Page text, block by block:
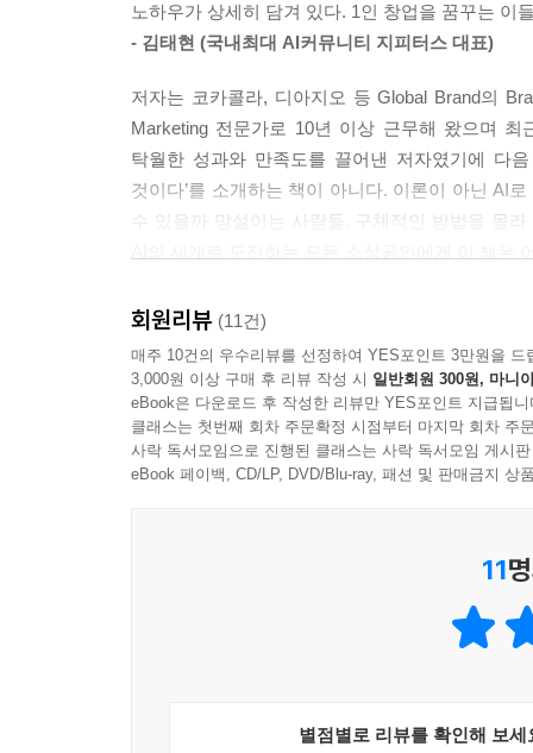
노하우가 상세히 담겨 있다. 1인 창업을 꿈꾸는 이
- 김태현 (국내최대 AI커뮤니티 지피터스 대표)
저자는 코카콜라, 디아지오 등 Global Brand의
Marketing 전문가로 10년 이상 근무해 왔으며
탁월한 성과와 만족도를 끌어낸 저자였기에 다
것이다’를 소개하는 책이 아니다. 이론이 아닌 AI
수 있을까 망설이는 사람들, 구체적인 방법을 몰
이 책은 1인 창업가와 스몰브랜더들의 창업 여정
멘토링 경험을 통해, 자원 부족으로 좋은 아이디
이 책은 단순한 AI 활용법을 넘어, 창업의 전 과정
것이다. 생성형 AI부터 마케팅 전략까지, 복잡한
창업의 막막함을 확실히 덜어줄 것이다. 아이디어
창업에 필요한 것이 무엇인지 정리된 가이드
창업자라면, 이 《30일에 끝내는 AI 활용 1인 창업
이 책은 창업 아이디어의 기획부터 시장 조사,
- 맥비 (IT 기획정보공유 커뮤니티 ‘맥비 기획톡방’
회원리뷰 (11건)
매주 10건의 우수리뷰를 선정하여 YES포인트 3만원을 드
3,000원 이상 구매 후 리뷰 작성 시 일반회원 300원, 마니
eBook은 다운로드 후 작성한 리뷰만 YES포인트 지급됩니
클래스는 첫번째 회차 주문확정 시점부터 마지막 회차 주
사락 독서모임으로 진행된 클래스는 사락 독서모임 게시
eBook 페이백, CD/LP, DVD/Blu-ray, 패션 및 판매금지 상
11
별점별로 리뷰를 확인해 보세